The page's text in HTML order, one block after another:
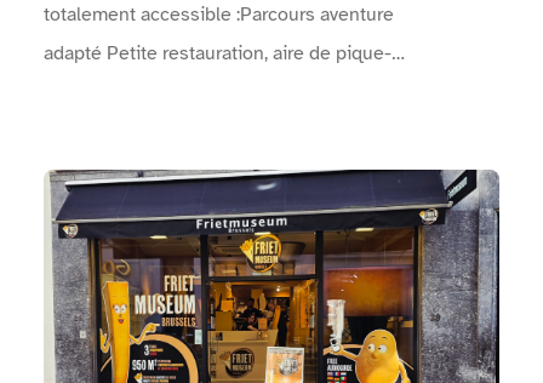
totalement accessible :Parcours aventure
adapté Petite restauration, aire de pique-
dimanche 23 août ! Vous ne serez pas déçus !Le
programme complet des concerts, animations, sports,
… : Une arche permet d'identifier l'entrée de
l'événement.Un point info est présent près des
entrées.Des zones sanitaires sont à disposition.Des
points d'eau sont mis à disposition.Une vidéo en
Voir Musée de la Frite Bruxelles